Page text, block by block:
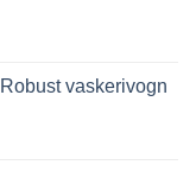
vaskerivogn